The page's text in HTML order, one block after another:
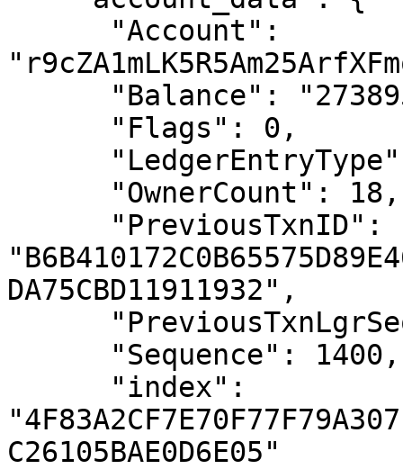
DA75CBD11911932",
C26105BAE0D6E05"